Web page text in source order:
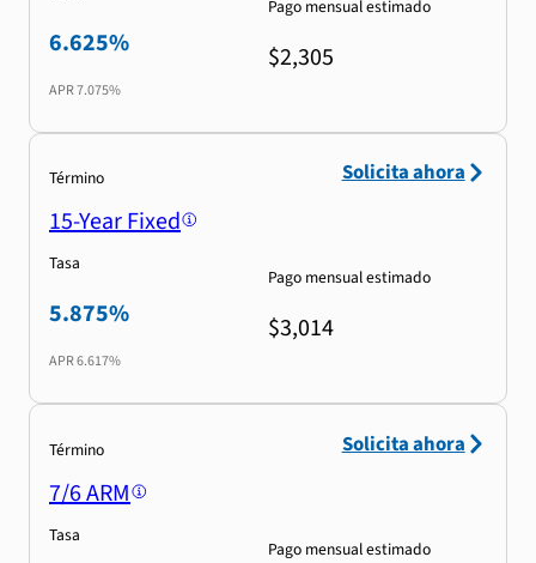
6.625%
APR7.075%
Pago mensual estimado
$2,305
Término
15-Year Fixed
Tasa
5.875%
APR6.617%
Pago mensual estimado
$3,014
Solicita ahora
Término
7/6 ARM
Tasa
Pago mensual estimado
Solicita ahora